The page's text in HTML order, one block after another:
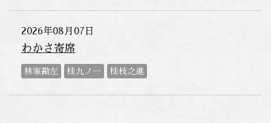
2026年08月07日
わかさ寄席
林家勘左 桂九ノ一 桂枝之進